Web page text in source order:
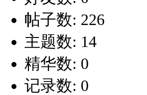
帖子数: 226
主题数: 14
精华数: 0
记录数: 0